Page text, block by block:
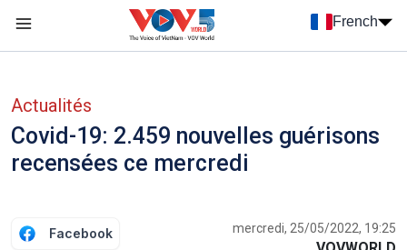
French
Actualités
Covid-19: 2.459 nouvelles guérisons
recensées ce mercredi
Facebook mercredi, 25/05/2022, 19:25